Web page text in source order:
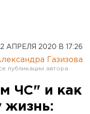
2 АПРЕЛЯ 2020 В 17:26
Газизова
ЧС" и как
жизнь: